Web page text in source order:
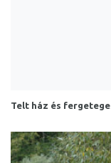
Telt ház és